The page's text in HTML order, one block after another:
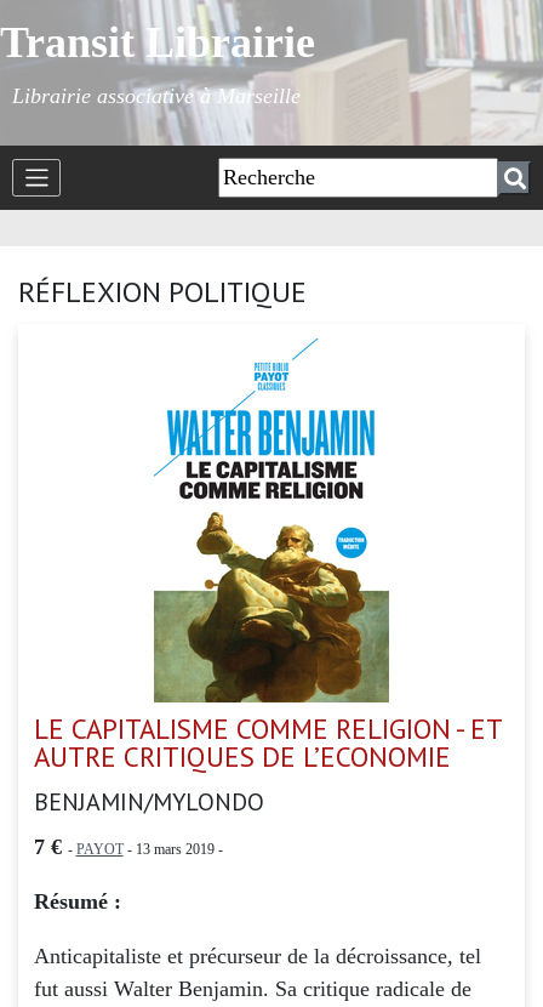
Transit Librairie
Librairie associative à Marseille
RÉFLEXION POLITIQUE
LE CAPITALISME COMME RELIGION - ET
AUTRE CRITIQUES DE L’ECONOMIE
BENJAMIN/MYLONDO
7 € - PAYOT- 13 mars 2019 -
Résumé :
Anticapitaliste et précurseur de la décroissance, tel
fut aussi Walter Benjamin. Sa critique radicale de